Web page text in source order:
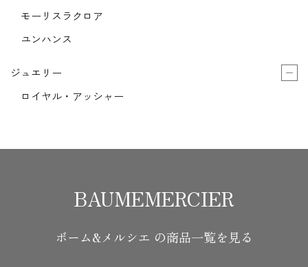
モーリスラクロア
ユンハンス
ジュエリー
ロイヤル・アッシャー
BAUMEMERCIER
ボーム&メルシエ の商品一覧を見る